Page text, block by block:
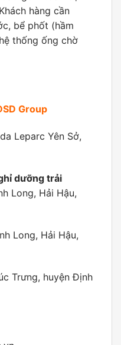
hàng cần
bể phốt (hầm
thống ống chờ
Group
Leparc Yên Sở,
dưỡng trải
Long, Hải Hậu,
Long, Hải Hậu,
Trưng, huyện Định